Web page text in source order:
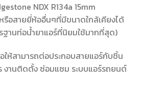
NDX R134a 15mm
รือสายยี่ห้ออื่นๆที่มีขนาดใกล้เคียงได้
านท่อน้ำยาแอร์ที่นิยมใช้มากที่สุด)
ให้สามารถต่อประกอบสายแอร์กับชิ้น
งานติดตั้ง ซ่อมแซม ระบบแอร์รถยนต์